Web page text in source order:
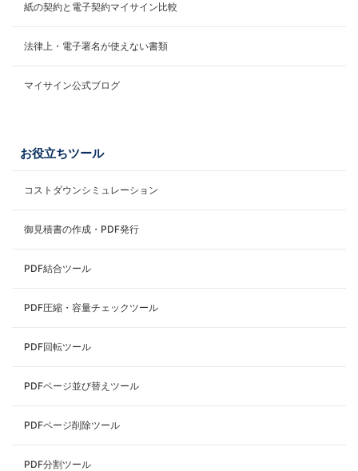
紙の契約と電子契約マイサイン比較
法律上・電子署名が使えない書類
マイサイン公式ブログ
お役立ちツール
コストダウンシミュレーション
御見積書の作成・PDF発行
PDF結合ツール
PDF圧縮・容量チェックツール
PDF回転ツール
PDFページ並び替えツール
PDFページ削除ツール
PDF分割ツール